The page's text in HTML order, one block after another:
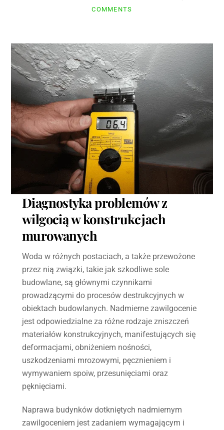
COMMENTS
Diagnostyka problemów z
wilgocią w konstrukcjach
murowanych
Woda w różnych postaciach, a także przewożone
przez nią związki, takie jak szkodliwe sole
budowlane, są głównymi czynnikami
prowadzącymi do procesów destrukcyjnych w
obiektach budowlanych. Nadmierne zawilgocenie
jest odpowiedzialne za różne rodzaje zniszczeń
materiałów konstrukcyjnych, manifestujących się
deformacjami, obniżeniem nośności,
uszkodzeniami mrozowymi, pęcznieniem i
wymywaniem spoiw, przesunięciami oraz
pęknięciami.
Naprawa budynków dotkniętych nadmiernym
zawilgoceniem jest zadaniem wymagającym i